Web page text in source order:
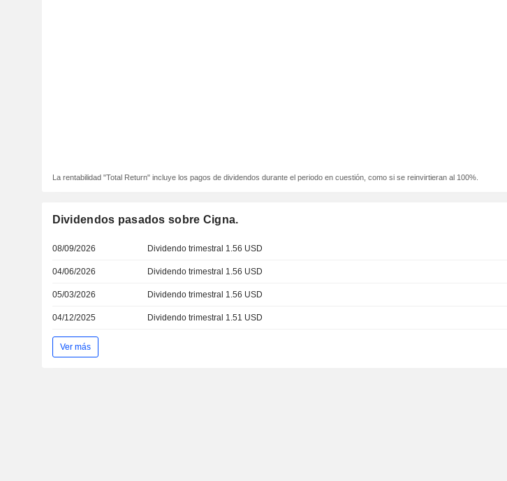
La rentabilidad "Total Return" incluye los pagos de dividendos durante el periodo en cuestión, como si se reinvirtieran al 100%.
Dividendos pasados sobre Cigna.
08/09/2026 Dividendo trimestral 1.56 USD
04/06/2026 Dividendo trimestral 1.56 USD
05/03/2026 Dividendo trimestral 1.56 USD
04/12/2025 Dividendo trimestral 1.51 USD
Ver más